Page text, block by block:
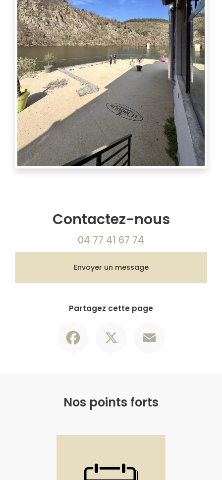
Contactez-nous
04 77 41 67 74
Envoyer un message
Partagez cette page
Nos points forts